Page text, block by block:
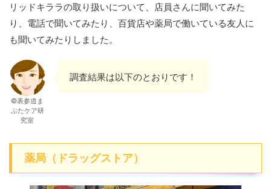
リッドキララの取り扱いについて、店員さんに聞いてみた
り、電話で聞いてみたり、百貨店や薬局で働いている友人に
も聞いてみたりしました。
©表参道ま
ぶたケア研
究室
調査結果は以下のとおりです！
薬局（ドラッグストア）